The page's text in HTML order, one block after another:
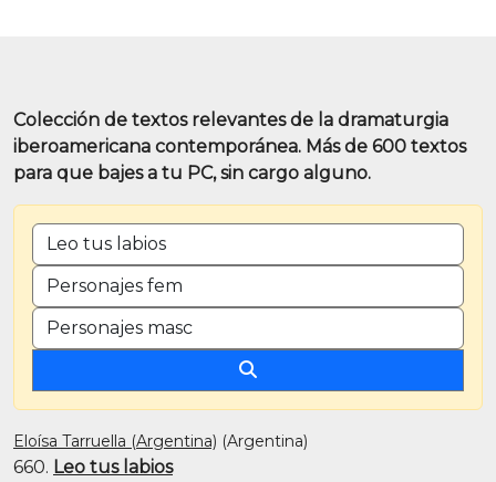
Colección de textos relevantes de la dramaturgia
iberoamericana contemporánea. Más de 600 textos
para que bajes a tu PC, sin cargo alguno.
BUSCAR POR TÍTULO O PALABRA CLAVE
CANTIDAD DE PERSONAJES FEMENINOS
CANTIDAD DE PERSONAJES MASCULINOS
Eloísa Tarruella (Argentina) (Argentina)
660. Leo tus labios